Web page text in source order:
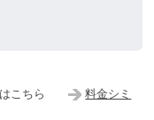
トはこちら
料金シミ